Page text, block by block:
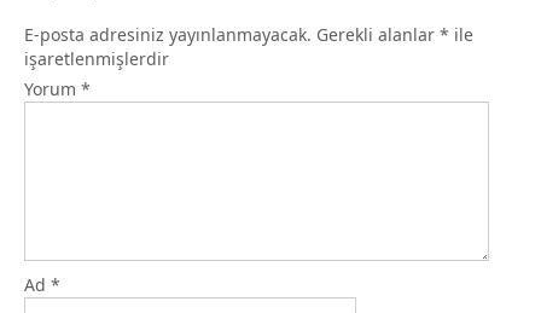
E-posta adresiniz yayınlanmayacak. Gerekli alanlar * ile
işaretlenmişlerdir
Yorum *
Ad *